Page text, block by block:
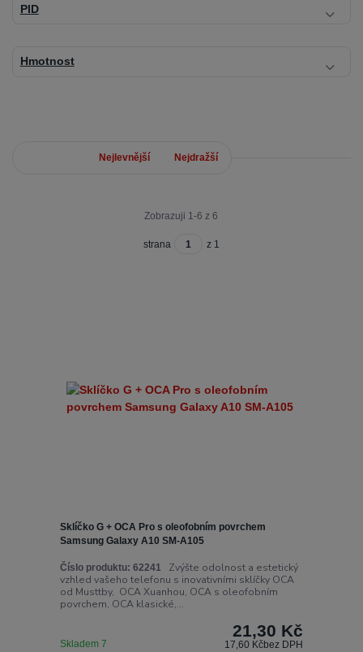
PID
Hmotnost
Nejlevnější Nejdražší
Zobrazuji 1-6 z 6
strana z 1
Sklíčko G + OCA Pro s oleofobním povrchem
Samsung Galaxy A10 SM-A105
Číslo produktu: 62241Zvýšte odolnost a estetický
vzhled vašeho telefonu s inovativními sklíčky OCA
od Musttby, OCA Xuanhou, OCA s oleofobním
povrchem, OCA klasické,...
21,30 Kč
17,60 Kčbez DPH
Skladem 7